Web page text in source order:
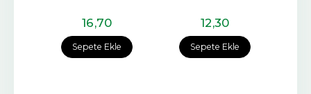
Sepete Ekle
16,70
Sepete Ekle
12,30